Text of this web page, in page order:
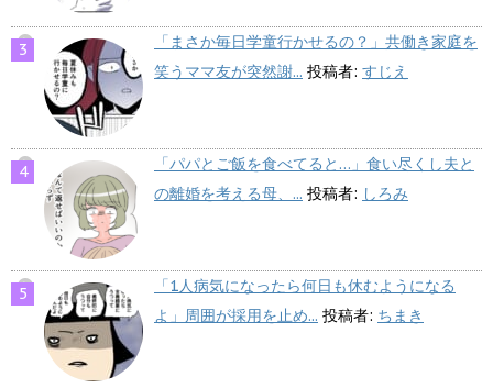
「まさか毎日学童行かせるの？」共働き家庭を
笑うママ友が突然謝... 投稿者: すじえ
「パパとご飯を食べてると…」食い尽くし夫と
の離婚を考える母、... 投稿者: しろみ
「1人病気になったら何日も休むようになる
よ」周囲が採用を止め... 投稿者: ちまき